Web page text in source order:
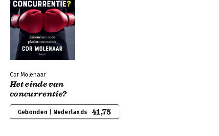
Cor Molenaar
Het einde van
concurrentie?
Gebonden | Nederlands 41,75